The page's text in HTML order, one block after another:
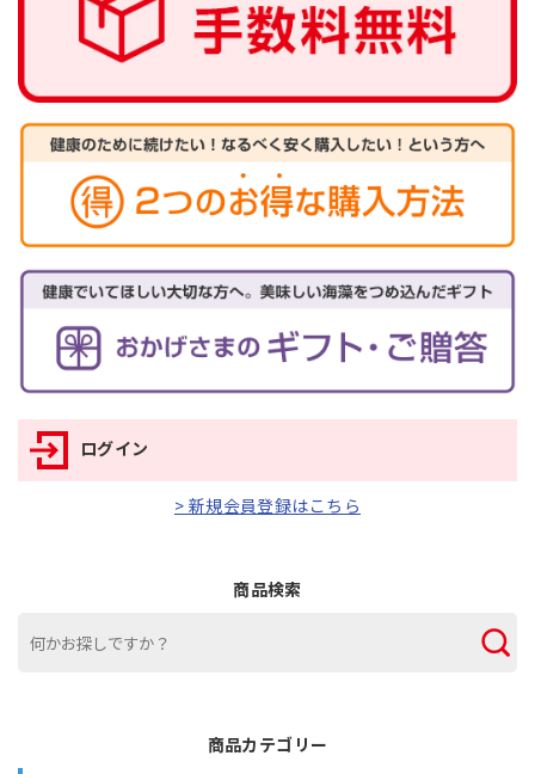
ログイン
> 新規会員登録はこちら
商品検索
商品カテゴリー